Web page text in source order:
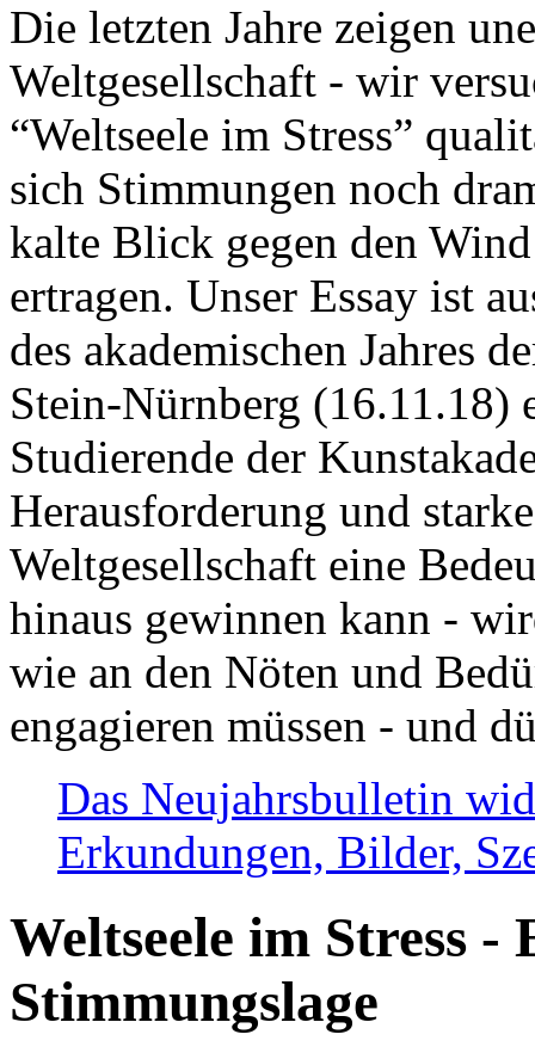
Die letzten Jahre zeigen
Weltgesellschaft - wir
“Weltseele im Stress”
sich Stimmungen noch
kalte Blick gegen den
ertragen. Unser Essay ist
des akademischen Jahres
Stein-Nürnberg (16.11.18)
Studierende der
Herausforderung und
Weltgesellschaft eine
hinaus gewinnen kann -
wie an den Nöten und
engagieren müssen - und
Das Neujahrsbulletin
Erkundungen, Bilder,
Weltseele im Stress -
Stimmungslage